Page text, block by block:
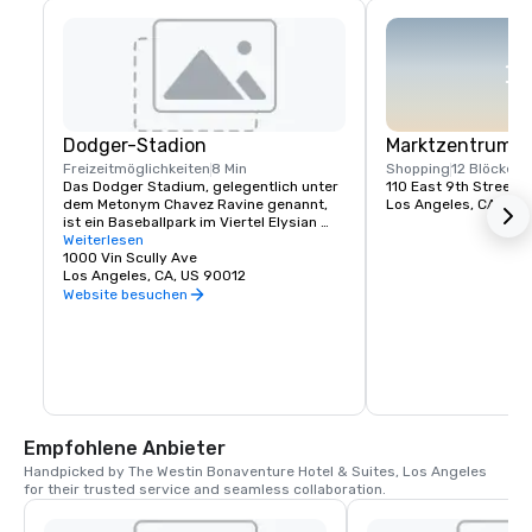
Dodger-Stadion
Freizeitmöglichkeiten 8 Min
Das Dodger Stadium, gelegentlich unter
dem Metonym Chavez Ravine genannt,
ist ein Baseballpark im Viertel Elysian
Park von Los Angeles, dem Heimfeld der
Los Angeles Dodgers, der Major League
Baseball-Franchise der Stadt.
Weiterlesen
1000 Vin Scully Ave
Los Angeles, CA, US 90012
Website besuchen
Marktzentrum
Shopping12 Blöcke
110 East 9th Street
Los Angeles, CA, US
Empfohlene Anbieter
Handpicked by The Westin Bonaventure Hotel & Suites, Los Angeles
for their trusted service and seamless collaboration.